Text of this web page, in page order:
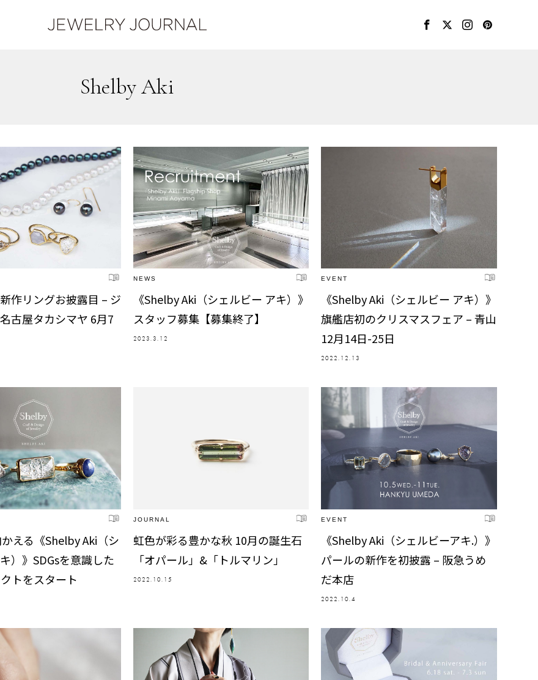
Shelby Aki
作リングお披露目 – ジ
古屋タカシマヤ 6月7
NEWS
《Shelby Aki（シェルビー アキ）》
スタッフ募集【募集終了】
2023.3.12
EVENT
《Shelby Aki（シェルビー アキ）》
旗艦店初のクリスマスフェア – 青山
12月14日-25日
2022.12.13
える《Shelby Aki（シ
）》SDGsを意識した
トをスタート
JOURNAL
虹色が彩る豊かな秋 10月の誕生石
「オパール」&「トルマリン」
2022.10.15
EVENT
《Shelby Aki（シェルビーアキ.）》
パールの新作を初披露 – 阪急うめ
だ本店
2022.10.4